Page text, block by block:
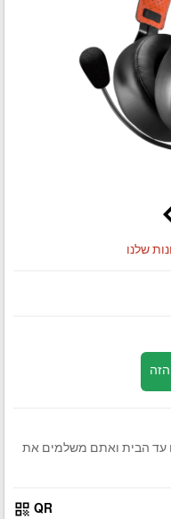
שלנו
עד הבית ואתם משלמים את
QR
qr_code